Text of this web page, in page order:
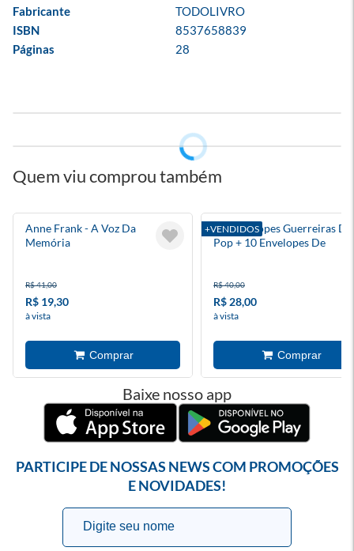
Fabricante
TODOLIVRO
ISBN
8537658839
Páginas
28
Quem viu comprou também
Anne Frank - A Voz Da
Memória
R$ 41,00
R$ 19,30
à vista
+VENDIDOS
Kit Envelopes Guerreiras
Pop + 10 Envelopes De
R$ 40,00
R$ 28,00
à vista
Baixe nosso app
PARTICIPE DE NOSSAS NEWS COM PROMOÇÕES
E NOVIDADES!